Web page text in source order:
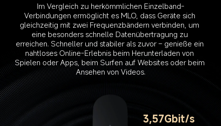
Im Vergleich zu herkömmlichen Einzelband-
Verbindungen ermöglicht es MLO, dass Geräte sich
gleichzeitig mit zwei Frequenzbändern verbinden, um
eine besonders schnelle Datenübertragung zu
erreichen. Schneller und stabiler als zuvor – genieße ein
nahtloses Online-Erlebnis beim Herunterladen von
Spielen oder Apps, beim Surfen auf Websites oder beim
Ansehen von Videos.